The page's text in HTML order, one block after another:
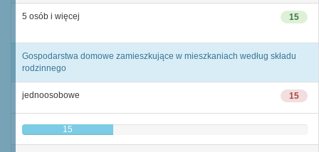
15
5 osób i więcej
Gospodarstwa domowe zamieszkujące w mieszkaniach według składu
rodzinnego
15
jednoosobowe
15